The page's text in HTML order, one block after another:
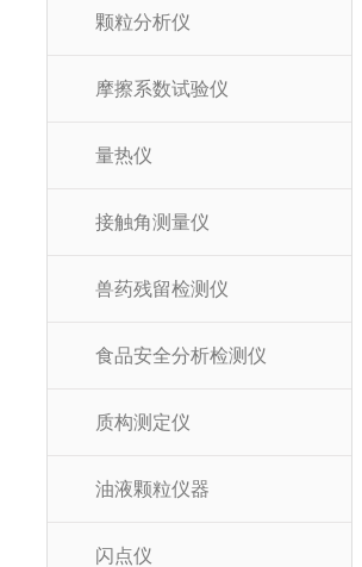
颗粒分析仪
摩擦系数试验仪
量热仪
接触角测量仪
兽药残留检测仪
食品安全分析检测仪
质构测定仪
油液颗粒仪器
闪点仪